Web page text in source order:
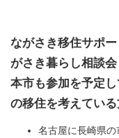
ながさき移住サポ
がさき暮らし相談
本市も参加を予定
の移住を考えてい
名古屋に長崎県